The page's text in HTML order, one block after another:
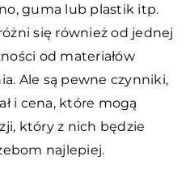
guma lub plastik itp.
się również od jednej
od materiałów
Ale są pewne czynniki,
i cena, które mogą
który z nich będzie
najlepiej.